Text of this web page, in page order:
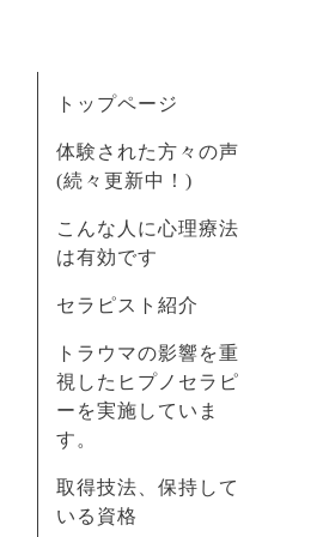
トップページ
体験された方々の声
(続々更新中！)
こんな人に心理療法
は有効です
セラピスト紹介
トラウマの影響を重
視したヒプノセラピ
ーを実施していま
す。
取得技法、保持して
いる資格